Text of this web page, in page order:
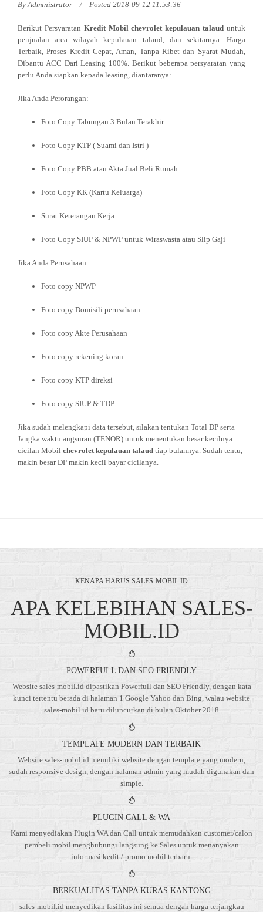
ByAdministrator Posted 2018-09-12 11:53:36
Berikut Persyaratan Kredit Mobil chevrolet kepulauan talaud untuk
penjualan area wilayah kepulauan talaud, dan sekitarnya. Harga
Terbaik, Proses Kredit Cepat, Aman, Tanpa Ribet dan Syarat Mudah,
Dibantu ACC Dari Leasing 100%. Berikut beberapa persyaratan yang
perlu Anda siapkan kepada leasing, diantaranya:
Jika Anda Perorangan:
Foto Copy Tabungan 3 Bulan Terakhir
Foto Copy KTP ( Suami dan Istri )
Foto Copy PBB atau Akta Jual Beli Rumah
Foto Copy KK (Kartu Keluarga)
Surat Keterangan Kerja
Foto Copy SIUP & NPWP untuk Wiraswasta atau Slip Gaji
Jika Anda Perusahaan:
Foto copy NPWP
Foto copy Domisili perusahaan
Foto copy Akte Perusahaan
Foto copy rekening koran
Foto copy KTP direksi
Foto copy SIUP & TDP
Jika sudah melengkapi data tersebut, silakan tentukan Total DP serta
Jangka waktu angsuran (TENOR) untuk menentukan besar kecilnya
cicilan Mobil chevrolet kepulauan talaud tiap bulannya. Sudah tentu,
makin besar DP makin kecil bayar cicilanya.
KENAPA HARUS SALES-MOBIL.ID
APA KELEBIHAN SALES-
MOBIL.ID
POWERFULL DAN SEO FRIENDLY
Website sales-mobil.id dipastikan Powerfull dan SEO Friendly, dengan kata
kunci tertentu berada di halaman 1 Google Yahoo dan Bing, walau website
sales-mobil.id baru diluncurkan di bulan Oktober 2018
TEMPLATE MODERN DAN TERBAIK
Website sales-mobil.id memiliki website dengan template yang modern,
sudah responsive design, dengan halaman admin yang mudah digunakan dan
simple.
PLUGIN CALL & WA
Kami menyediakan Plugin WA dan Call untuk memudahkan customer/calon
pembeli mobil menghubungi langsung ke Sales untuk menanyakan
informasi kedit / promo mobil terbaru.
BERKUALITAS TANPA KURAS KANTONG
sales-mobil.id menyedikan fasilitas ini semua dengan harga terjangkau